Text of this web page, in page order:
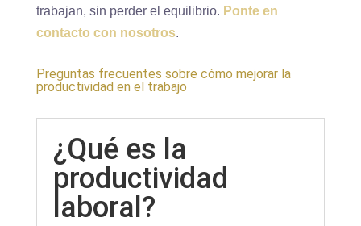
trabajan, sin perder el equilibrio. Ponte en
contacto con nosotros.
Preguntas frecuentes sobre cómo mejorar la
productividad en el trabajo
¿Qué es la
productividad
laboral?